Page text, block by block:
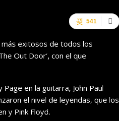
541
exitosos de todos los
Out Door’, con el que
en la guitarra, John Paul
el nivel de leyendas, que los
y Pink Floyd.